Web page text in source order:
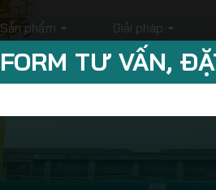
Sản phẩm Giải pháp
FORM TƯ VẤN,